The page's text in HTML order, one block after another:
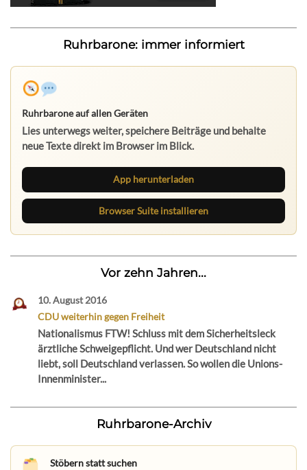
Ruhrbarone: immer informiert
Ruhrbarone auf allen Geräten
Lies unterwegs weiter, speichere Beiträge und behalte
neue Texte direkt im Browser im Blick.
App herunterladen
Browser Suite installieren
Vor zehn Jahren...
10. August 2016
CDU weiterhin gegen Freiheit
Nationalismus FTW! Schluss mit dem Sicherheitsleck
ärztliche Schweigepflicht. Und wer Deutschland nicht
liebt, soll Deutschland verlassen. So wollen die Unions-
Innenminister...
Ruhrbarone-Archiv
Stöbern statt suchen